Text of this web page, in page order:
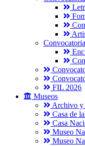
FIL 2026
Museos
Archivo y
Casa de
Casa
Museo
Museo